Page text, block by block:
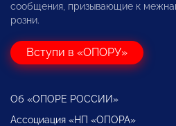
сообщения, призывающие к
розни.
Вступи в «ОПОРУ»
Об «ОПОРЕ РОССИИ»
Ассоциация «НП «ОПОРА»